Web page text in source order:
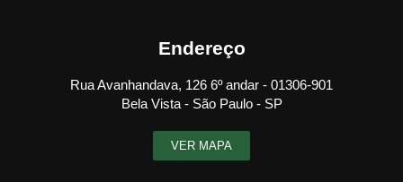
Endereço
Rua Avanhandava, 126 6º andar - 01306-901
Bela Vista - São Paulo - SP
VER MAPA